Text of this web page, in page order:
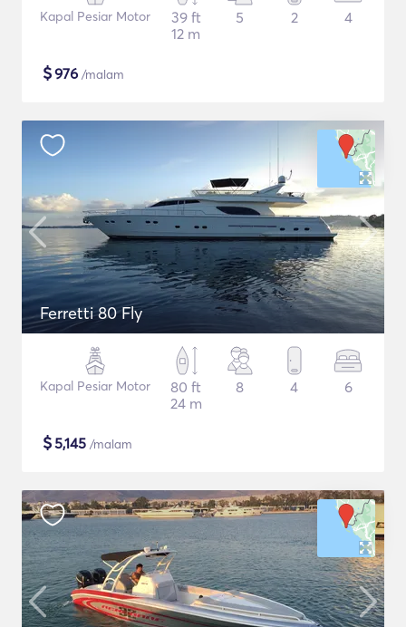
Kapal Pesiar Motor
39 ft
12 m
5 2 4
$976 /malam
Ferretti 80 Fly
Kapal Pesiar Motor
80 ft
24 m
8 4 6
$5,145 /malam